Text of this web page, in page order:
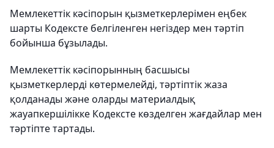
Мемлекеттік кәсіпорын қызметкерлерімен еңбек
шарты Кодексте белгіленген негіздер мен тәртіп
бойынша бұзылады.
Мемлекеттік кәсіпорынның басшысы
қызметкерлерді көтермелейді, тәртіптік жаза
қолданады және оларды материалдық
жауапкершілікке Кодексте көзделген жағдайлар мен
тәртіпте тартады.